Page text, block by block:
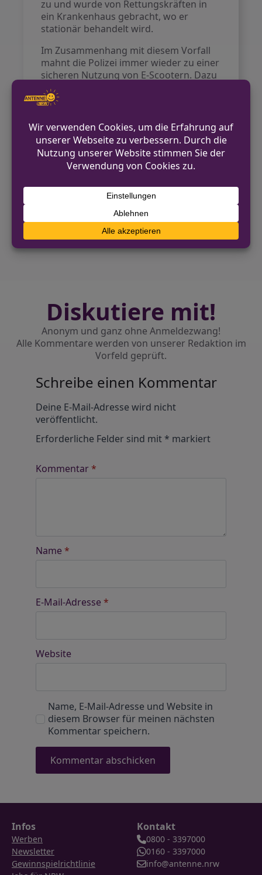
zu und wurde von Rettungskräften in
ein Krankenhaus gebracht, wo er
stationär behandelt wird.
Im Zusammenhang mit diesem Vorfall
mahnt die Polizei immer wieder zu einer
sicheren Nutzung von E-Scootern. Dazu
gehören unter anderem die Einhaltung
von Verkehrsregeln, das Tragen eines
verkehrssicheren Zustand.
VORHERIGER BEITRAG
Landessportmeisterschaften aus
Psychischer Zustand führt zu Polizeieinsatz
in Bonn-Lessenich
Diskutiere mit!
Anonym und ganz ohne Anmeldezwang!
Alle Kommentare werden von unserer Redaktion im
Vorfeld geprüft.
Schreibe einen Kommentar
Deine E-Mail-Adresse wird nicht
veröffentlicht.
Erforderliche Felder sind mit* markiert
Kommentar*
Name *
E-Mail-Adresse *
Website
Name, E-Mail-Adresse und Website in
diesem Browser für meinen nächsten
Kommentar speichern.
Infos
Werben
Newsletter
Gewinnspielrichtlinie
Kontakt
0800 - 3397000
0160 - 3397000
info@antenne.nrw